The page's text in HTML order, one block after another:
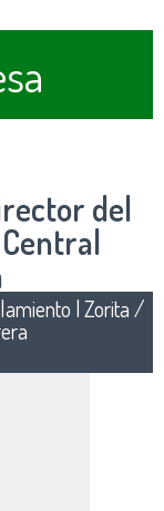
del
|Zorita /